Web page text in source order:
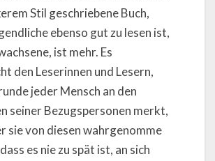
Stil geschriebene Buch,
ebenso gut zu lesen ist,
ist mehr. Es
den Leserinnen und Lesern,
jeder Mensch an den
seiner Bezugspersonen merkt,
sie von diesen wahrgenomme
es nie zu spät ist, an sich